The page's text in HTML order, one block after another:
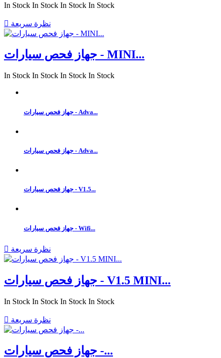
In Stock In Stock In Stock In Stock
 نظرة سريعة
جهاز فحص سيارات - MINI...
In Stock In Stock In Stock In Stock
جهاز فحص سيارات - Adva...
جهاز فحص سيارات - Adva...
جهاز فحص سيارات - V1.5...
جهاز فحص سيارات - Wifi...
 نظرة سريعة
جهاز فحص سيارات - V1.5 MINI...
In Stock In Stock In Stock In Stock
 نظرة سريعة
جهاز فحص سيارات -...